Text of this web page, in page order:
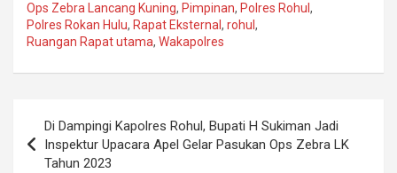
Ops Zebra Lancang Kuning, Pimpinan, Polres Rohul ,
Polres Rokan Hulu, Rapat Eksternal , rohul ,
Ruangan Rapat utama, Wakapolres
navigation
Di Dampingi Kapolres Rohul, Bupati H Sukiman Jadi
Inspektur Upacara Apel Gelar Pasukan Ops Zebra LK
Tahun 2023